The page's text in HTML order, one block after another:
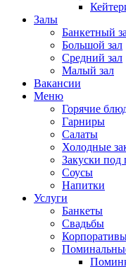
Залы
Банкетный
Большой зал
Средний зал
Малый зал
Вакансии
Меню
Горячие
Гарниры
Салаты
Холодные
Закуски под
Соусы
Напитки
Услуги
Банкеты
Свадьбы